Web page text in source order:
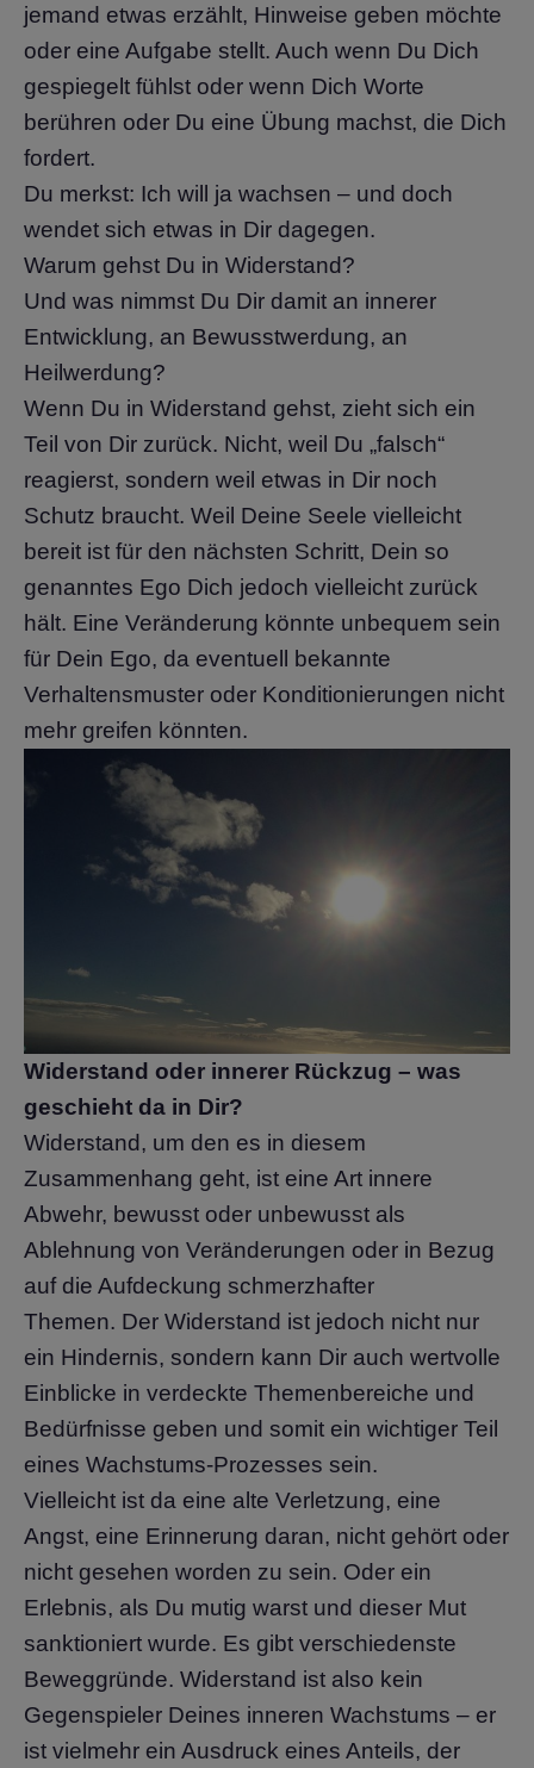
jemand etwas erzählt, Hinweise geben möchte
oder eine Aufgabe stellt. Auch wenn Du Dich
gespiegelt fühlst oder wenn Dich Worte
berühren oder Du eine Übung machst, die Dich
fordert.
Du merkst: Ich will ja wachsen – und doch
wendet sich etwas in Dir dagegen.
Warum gehst Du in Widerstand?
Und was nimmst Du Dir damit an innerer
Entwicklung, an Bewusstwerdung, an
Heilwerdung?
Wenn Du in Widerstand gehst, zieht sich ein
Teil von Dir zurück. Nicht, weil Du „falsch“
reagierst, sondern weil etwas in Dir noch
Schutz braucht. Weil Deine Seele vielleicht
bereit ist für den nächsten Schritt, Dein so
genanntes Ego Dich jedoch vielleicht zurück
hält. Eine Veränderung könnte unbequem sein
für Dein Ego, da eventuell bekannte
Verhaltensmuster oder Konditionierungen nicht
mehr greifen könnten.
Widerstand oder innerer Rückzug – was
geschieht da in Dir?
Widerstand, um den es in diesem
Zusammenhang geht, ist eine Art innere
Abwehr, bewusst oder unbewusst als
Ablehnung von Veränderungen oder in Bezug
auf die Aufdeckung schmerzhafter
Themen. Der Widerstand ist jedoch nicht nur
ein Hindernis, sondern kann Dir auch wertvolle
Einblicke in verdeckte Themenbereiche und
Bedürfnisse geben und somit ein wichtiger Teil
eines Wachstums-Prozesses sein.
Vielleicht ist da eine alte Verletzung, eine
Angst, eine Erinnerung daran, nicht gehört oder
nicht gesehen worden zu sein. Oder ein
Erlebnis, als Du mutig warst und dieser Mut
sanktioniert wurde. Es gibt verschiedenste
Beweggründe. Widerstand ist also kein
Gegenspieler Deines inneren Wachstums – er
ist vielmehr ein Ausdruck eines Anteils, der